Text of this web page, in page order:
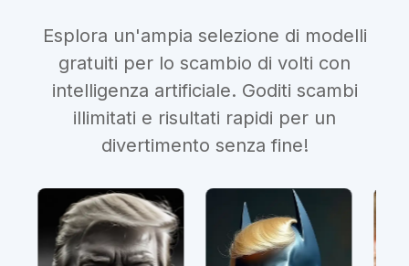
Esplora un'ampia selezione di modelli
gratuiti per lo scambio di volti con
intelligenza artificiale. Goditi scambi
illimitati e risultati rapidi per un
divertimento senza fine!